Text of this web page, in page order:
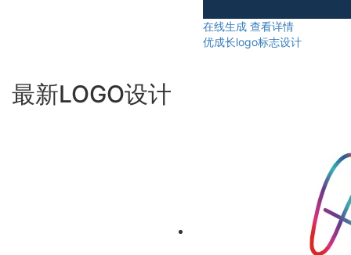
在线生成 查看详情
优成长logo标志设计
最新LOGO设计